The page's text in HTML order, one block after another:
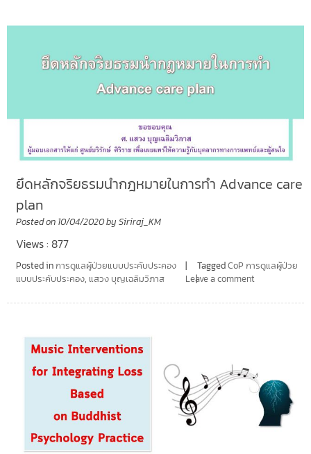
ยึดหลักจริยธรมนำกฎหมายในการทำ Advance care
plan
Posted on 10/04/2020by Siriraj_KM
Views : 877
Posted inการดูแลผู้ป่วยแบบประคับประคอง TaggedCoP การดูแลผู้ป่วย
แบบประคับประคอง, แสวง บุญเฉลิมวิภาส Leave a comment